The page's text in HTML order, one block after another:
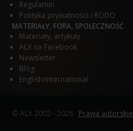
Regulamin
Polityka prywatności i RODO
MATERIAŁY, FORA, SPOŁECZNOŚĆ
Materiały, artykuły
ALX na Facebook
Newsletter
Blog
English/international
© ALX 2002 - 2026 Prawa autorskie